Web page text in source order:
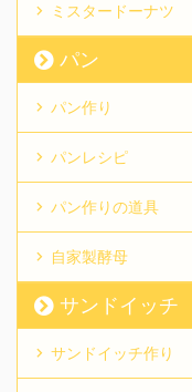
ミスタードーナツ
パン
パン作り
パンレシピ
パン作りの道具
自家製酵母
サンドイッチ
サンドイッチ作り